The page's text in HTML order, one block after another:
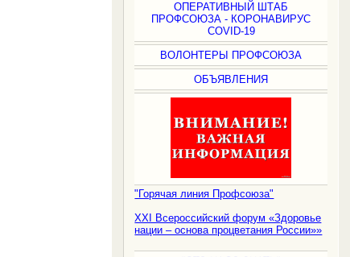
ОПЕРАТИВНЫЙ ШТАБ
ПРОФСОЮЗА - КОРОНАВИРУС
COVID-19
ВОЛОНТЕРЫ ПРОФСОЮЗА
ОБЪЯВЛЕНИЯ
"Горячая линия Профсоюза"
XXI Всероссийский форум «Здоровье
нации – основа процветания России»»